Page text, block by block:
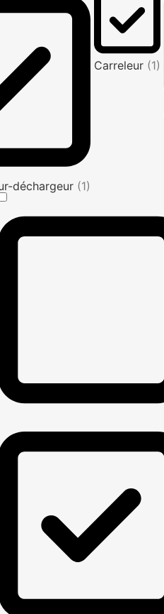
déchargeur (1)
Carreleur (1)